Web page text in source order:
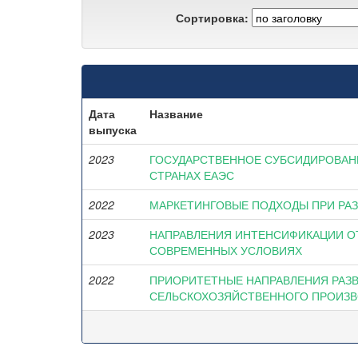
Сортировка:
Дата
выпуска
Название
2023
ГОСУДАРСТВЕННОЕ
СТРАНАХ ЕАЭС
2022
МАРКЕТИНГОВЫЕ ПОДХОДЫ ПРИ
2023
НАПРАВЛЕНИЯ ИНТЕНСИФИКАЦИИ
СОВРЕМЕННЫХ УСЛОВИЯХ
2022
ПРИОРИТЕТНЫЕ НАПРАВЛЕНИЯ
СЕЛЬСКОХОЗЯЙСТВЕННОГО